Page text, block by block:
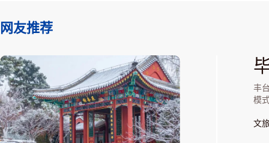
网友推荐
丰台
模
文